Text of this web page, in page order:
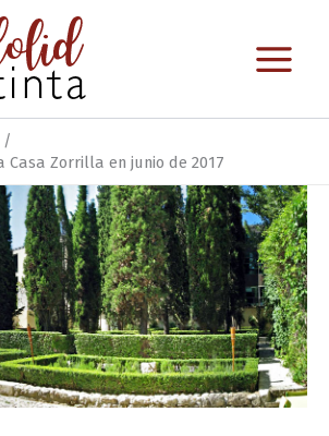
Casa Zorrilla en junio de 2017